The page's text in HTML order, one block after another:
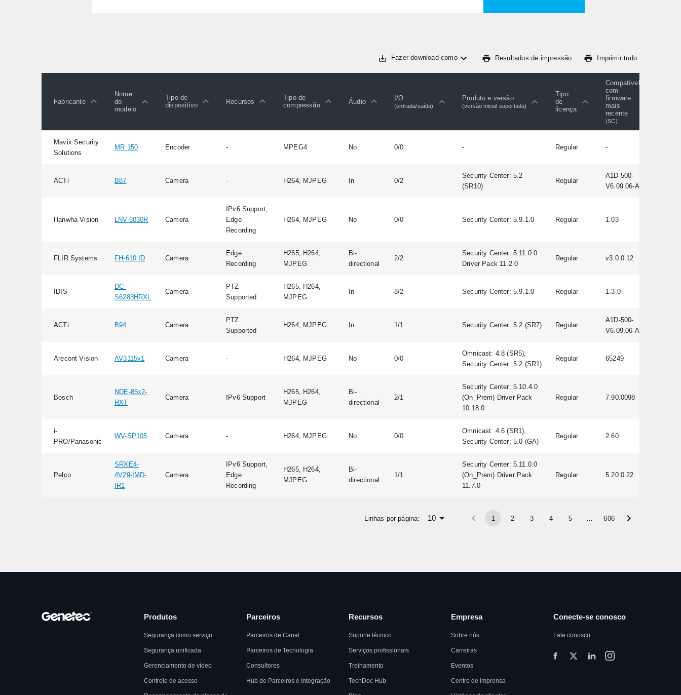
Fazer download como Resultados de impressão Imprimir tudo
Fabricante
Nome
do
modelo
Tipo de
dispositivo
Recursos
Tipo de
compressão
Áudio I/O
(entrada/saída)
Produto e versão
(versão inicial suportada)
Tipo
de
licença
Compatível
com
firmware
mais
recente
(SC)
Mavix Security
Solutions
MR 150 Encoder - MPEG4 No 0/0 - Regular -
ACTi B87 Camera - H264, MJPEG In 0/2
Security Center: 5.2
(SR10)
Regular
A1D-500-
V6.09.06-AC
Hanwha Vision LNV-6030R Camera
IPv6 Support,
Edge
Recording
H264, MJPEG No 0/0 Security Center: 5.9.1.0 Regular 1.03
FLIR Systems FH-610 ID Camera
Edge
Recording
H265, H264,
MJPEG
Bi-
directional
2/2
Security Center: 5.11.0.0
Driver Pack 11.2.0
Regular v3.0.0.12
IDIS
DC-
S6283HRXL
Camera
PTZ
Supported
H265, H264,
MJPEG
In 8/2 Security Center: 5.9.1.0 Regular 1.3.0
ACTi B94 Camera
PTZ
Supported
H264, MJPEG In 1/1 Security Center: 5.2 (SR7) Regular
A1D-500-
V6.09.06-AC
Arecont Vision AV3115v1 Camera - H264, MJPEG No 0/0
Omnicast: 4.8 (SR5),
Security Center: 5.2 (SR1)
Regular 65249
Bosch
NDE-85x2-
RXT
Camera IPv6 Support
H265, H264,
MJPEG
Bi-
directional
2/1
Security Center: 5.10.4.0
(On_Prem) Driver Pack
10.18.0
Regular 7.90.0098
i-
PRO/Panasonic
WV-SP105 Camera - H264, MJPEG No 0/0
Omnicast: 4.6 (SR1),
Security Center: 5.0 (GA)
Regular 2.60
Pelco
SRXE4-
4V29-IMD-
IR1
Camera
IPv6 Support,
Edge
Recording
H265, H264,
MJPEG
Bi-
directional
1/1
Security Center: 5.11.0.0
(On_Prem) Driver Pack
11.7.0
Regular 5.20.0.22
Linhas por página: 10 1 2 3 4 5 606
Produtos
Segurança como serviço
Segurança unificada
Gerenciamento de vídeo
Controle de acesso
Parceiros
Parceiros de Canal
Parceiros de Tecnologia
Consultores
Hub de Parceiros e Integração
Recursos
Suporte técnico
Serviços profissionais
Treinamento
TechDoc Hub
Empresa
Sobre nós
Carreiras
Eventos
Centro de imprensa
Conecte-se conosco
Fale conosco